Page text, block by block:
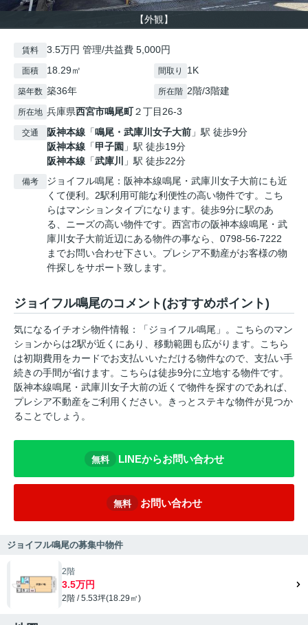
【外観】
賃料 3.5万円 管理/共益費 5,000円
面積 18.29㎡ 間取り 1K
築年数 築36年 所在階 2階/3階建
所在地 兵庫県西宮市鳴尾町２丁目26-3
交通 阪神本線 「鳴尾・武庫川女子大前 」駅 徒歩9分
阪神本線 「甲子園 」駅 徒歩19分
阪神本線 「武庫川 」駅 徒歩22分
備考
ジョイフル鳴尾：阪神本線鳴尾・武庫川女子大前にも近
くて便利。2駅利用可能な利便性の高い物件です。こち
らはマンションタイプになります。徒歩9分に駅のあ
る、ニーズの高い物件です。西宮市の阪神本線鳴尾・武
庫川女子大前近辺にある物件の事なら、0798-56-7222
までお問い合わせ下さい。プレシア不動産がお客様の物
件探しをサポート致します。
ジョイフル鳴尾のコメント(おすすめポイント)
気になるイチオシ物件情報：「ジョイフル鳴尾」。こちらのマン
ションからは2駅が近くにあり、移動範囲も広がります。こちら
は初期費用をカードでお支払いいただける物件なので、支払い手
続きの手間が省けます。こちらは徒歩9分に立地する物件です。
阪神本線鳴尾・武庫川女子大前の近くで物件を探すのであれば、
プレシア不動産をご利用ください。きっとステキな物件が見つか
ることでしょう。
無料 LINEからお問い合わせ
無料 お問い合わせ
ジョイフル鳴尾の募集中物件
2階
3.5万円
2階 / 5.53坪(18.29㎡)